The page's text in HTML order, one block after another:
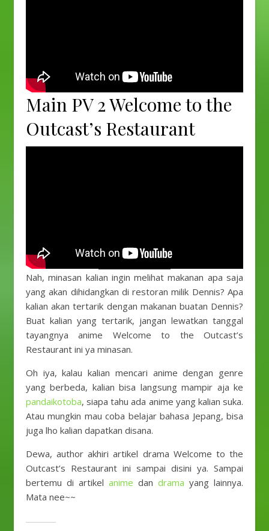
Main PV 2 Welcome to the
Outcast’s Restaurant
Nah, minasan kalian ingin melihat makanan apa saja
yang akan dihidangkan di restoran milik Dennis? Apa
kalian akan tertarik dengan makanan buatan Dennis?
Buat kalian yang tertarik, jangan lewatkan tanggal
tayangnya anime Welcome to the Outcast’s
Restaurant ini ya minasan.
Oh iya, kalau kalian mencari anime dengan genre
yang berbeda, kalian bisa langsung mampir aja ke
pandaikotoba, siapa tahu ada anime yang kalian suka.
Atau mungkin mau coba belajar bahasa Jepang, bisa
juga lho kalian dapatkan disana.
Dewa, author akhiri artikel drama Welcome to the
Outcast’s Restaurant ini sampai disini ya. Sampai
bertemu di artikel anime dan drama yang lainnya.
Mata nee~~